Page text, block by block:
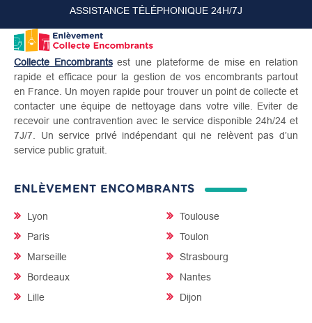
ASSISTANCE TÉLÉPHONIQUE 24H/7J
Collecte Encombrantsest une plateforme de mise en relation
rapide et efficace pour la gestion de vos encombrants partout
en France. Un moyen rapide pour trouver un point de collecte et
contacter une équipe de nettoyage dans votre ville. Eviter de
recevoir une contravention avec le service disponible 24h/24 et
7J/7. Un service privé indépendant qui ne relèvent pas d’un
service public gratuit.
ENLÈVEMENT ENCOMBRANTS
Lyon
Paris
Marseille
Bordeaux
Lille
Toulouse
Toulon
Strasbourg
Nantes
Dijon